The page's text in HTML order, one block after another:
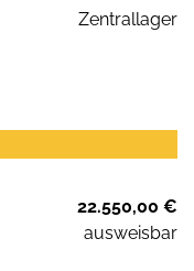
Zentrallager
22.550,00 €
ausweisbar